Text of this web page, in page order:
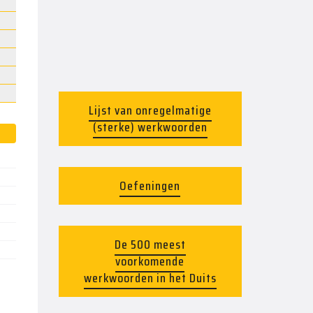
Lijst van onregelmatige
(sterke) werkwoorden
Oefeningen
De 500 meest
voorkomende
werkwoorden in het Duits